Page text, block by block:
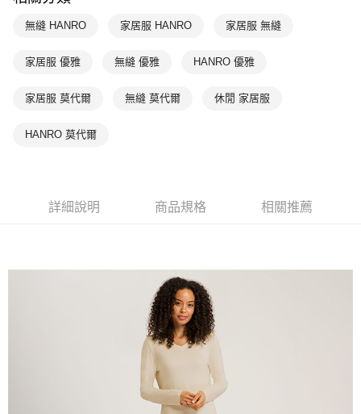
每筆NT$90，滿NT$1,000(含以上)免運費
無縫 HANRO 家居服 HANRO 家居服 無縫
家居服 優雅 無縫 優雅 HANRO 優雅
家居服 莫代爾 無縫 莫代爾 休閒 家居服
HANRO 莫代爾
詳細說明 商品規格 相關推薦